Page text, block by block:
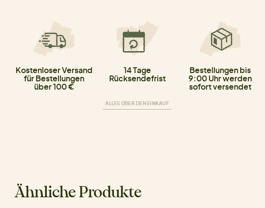
Kostenloser Versand
für Bestellungen
über 100 €
14 Tage
Rücksendefrist
ALLES ÜBER DEN EINKAUF
Bestellungen bis
9:00 Uhr werden
sofort versendet
Ähnliche Produkte